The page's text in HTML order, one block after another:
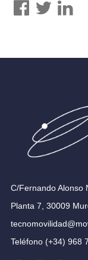
C/Fernando Alonso
Planta 7, 30009
Teléfono (+34) 968